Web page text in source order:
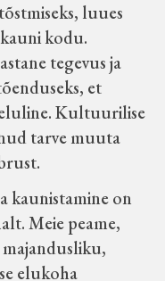
luues
kodu.
tegevus ja
et
Kultuurilise
tarve muuta
kaunistamine on
Meie peame,
elukoha